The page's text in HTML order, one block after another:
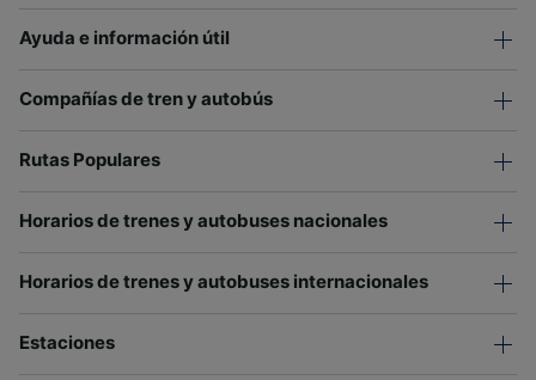
Ayuda e información útil
Compañías de tren y autobús
Rutas Populares
Horarios de trenes y autobuses nacionales
Horarios de trenes y autobuses internacionales
Estaciones